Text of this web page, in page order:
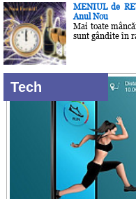
MENIUL de
Anul Nou
Mai toate
sunt gândite în
Tech